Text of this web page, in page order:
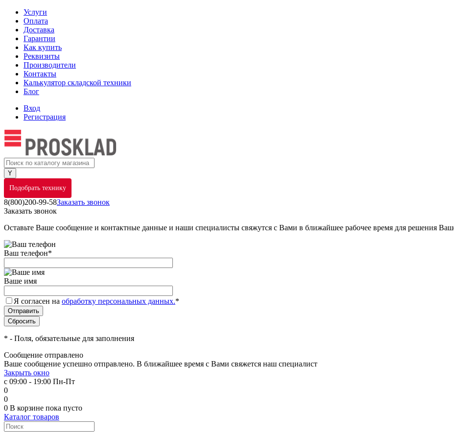
Услуги
Оплата
Доставка
Гарантии
Как купить
Реквизиты
Производители
Контакты
Калькулятор складской техники
Блог
Вход
Регистрация
Подобрать технику
8(800)200-99-58Заказать звонок
Заказать звонок
Оставьте Ваше сообщение и контактные данные и наши специалисты свяжутся с Вами в ближайшее рабочее время для решения
Ваш телефон*
Ваше имя
Я согласен на обработку персональных данных.*
* - Поля, обязательные для заполнения
Сообщение отправлено
Ваше сообщение успешно отправлено. В ближайшее время с Вами свяжется наш специалист
Закрыть окно
с 09:00 - 19:00 Пн-Пт
0
0
0 В корзине пока пусто
Каталог товаров